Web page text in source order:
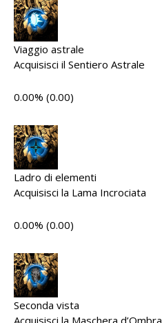
Viaggio astrale
Acquisisci il Sentiero Astrale
0.00% (0.00)
Ladro di elementi
Acquisisci la Lama Incrociata
0.00% (0.00)
Seconda vista
Acquisisci la Maschera d’Ombra